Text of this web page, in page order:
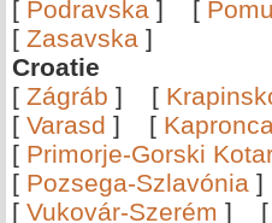
[ Podravska ] [
[ Zasavska ]
Croatie
[ Zágráb ] [
[ Varasd ] [
[ Primorje-Gorski
[ Pozsega-Szlavónia ]
[ Vukovár-Szerém ] [